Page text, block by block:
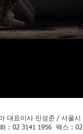
대표이사 민성준 / 서울
: 02 3141 1956 팩스 :